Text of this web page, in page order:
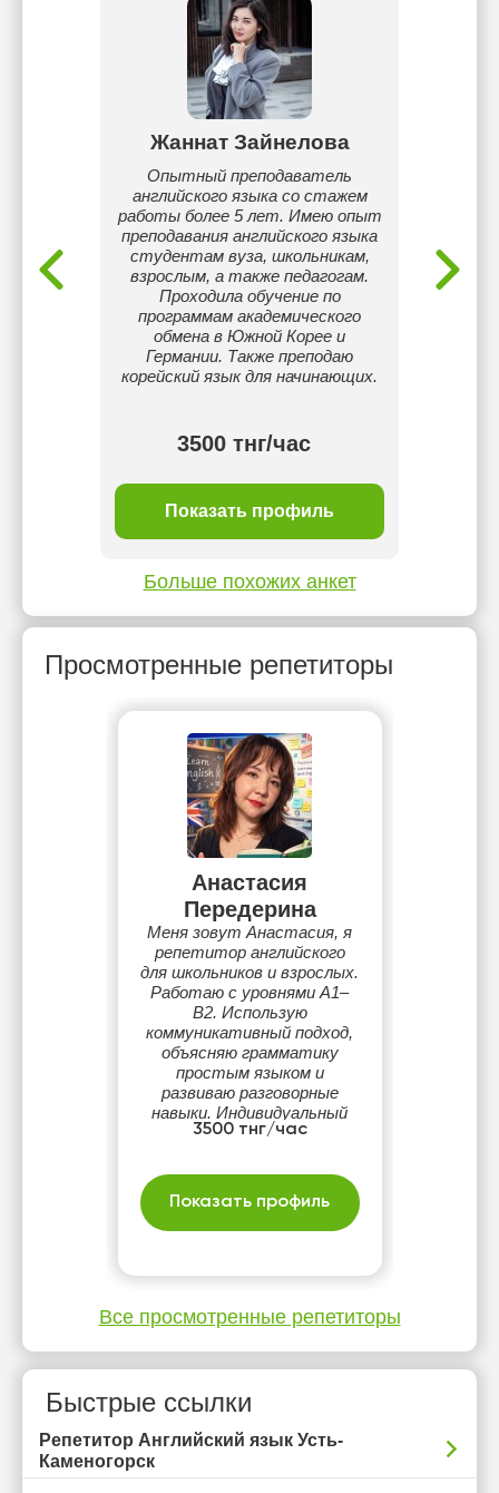
Жаннат Зайнелова
Опытный преподаватель
английского языка со стажем
работы более 5 лет. Имею опыт
преподавания английского языка
студентам вуза, школьникам,
взрослым, а также педагогам.
Проходила обучение по
программам академического
обмена в Южной Корее и
Германии. Также преподаю
корейский язык для начинающих.
3500 тнг/час
Показать профиль
ставку
Больше похожих анкет
Просмотренные репетиторы
Анастасия
Передерина
Меня зовут Анастасия, я
репетитор английского
для школьников и взрослых.
Работаю с уровнями A1–
B2. Использую
коммуникативный подход,
объясняю грамматику
простым языком и
развиваю разговорные
навыки. Индивидуальный
подход, системная
и экзаменам,
поддерживающая
атмосфера на занятиях.
3500 тнг/час
Показать профиль
Все просмотренные репетиторы
Быстрые ссылки
Репетитор Английский язык Усть-
Каменогорск